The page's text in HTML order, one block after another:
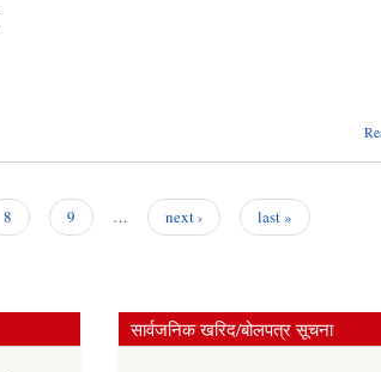
8 9 … next › last »
सार्वजनिक खरिद/बोलपत्र सूचना